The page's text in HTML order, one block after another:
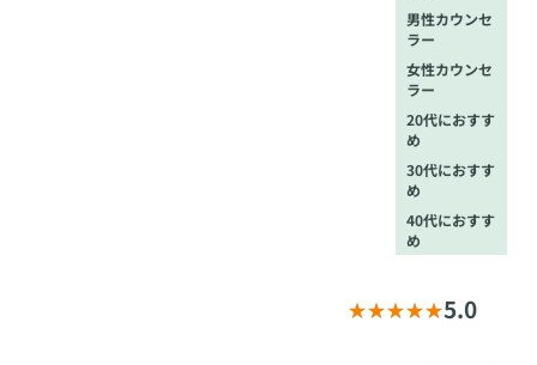
男性カウンセ
ラー
女性カウンセ
ラー
20代におすす
め
30代におすす
め
40代におすす
め
5.0